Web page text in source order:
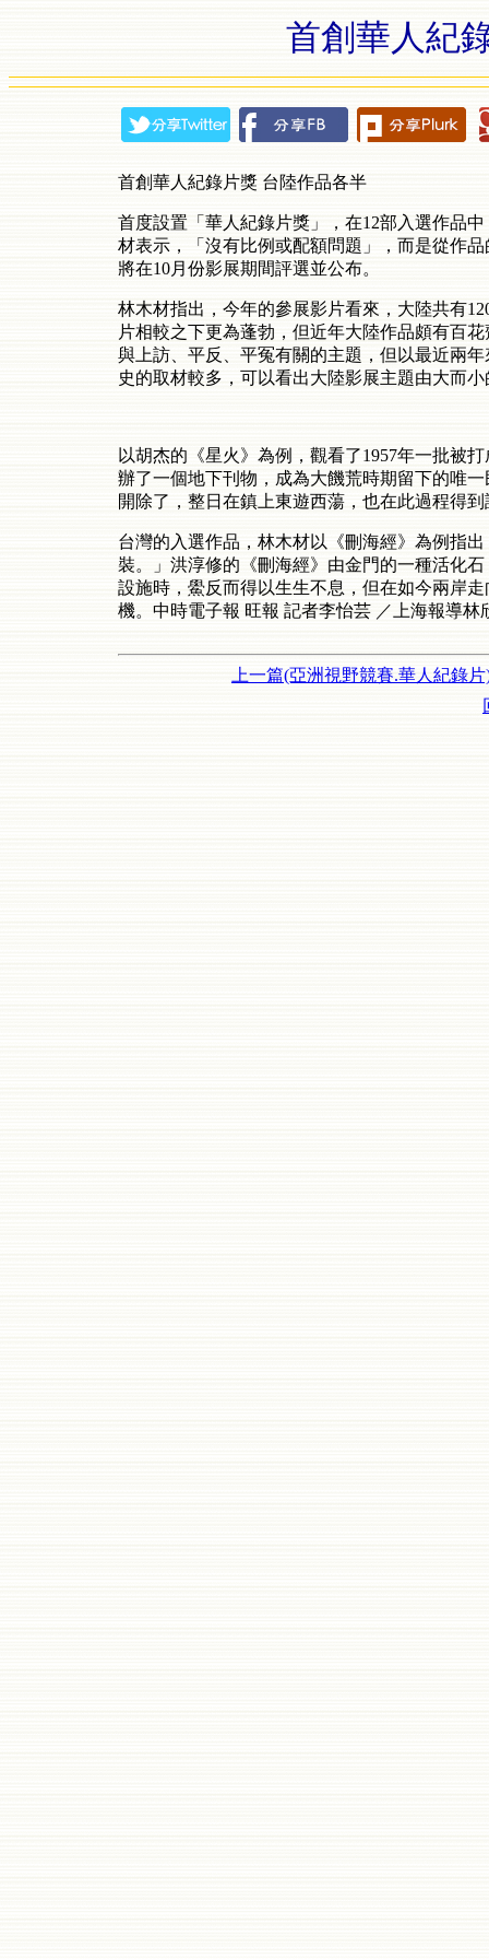
首創華人紀
首創華人紀錄片獎 台陸作品各半
首度設置「華人紀錄片獎」，在12部入選作品
材表示，「沒有比例或配額問題」，而是從作
將在10月份影展期間評選並公布。
林木材指出，今年的參展影片看來，大陸共有
片相較之下更為蓬勃，但近年大陸作品頗有百
與上訪、平反、平冤有關的主題，但以最近兩
史的取材較多，可以看出大陸影展主題由大而小
以胡杰的《星火》為例，觀看了1957年一批被
辦了一個地下刊物，成為大饑荒時期留下的唯
開除了，整日在鎮上東遊西蕩，也在此過程得
台灣的入選作品，林木材以《刪海經》為例指
裝。」洪淳修的《刪海經》由金門的一種活化
設施時，鱟反而得以生生不息，但在如今兩岸
機。 中時電子報 旺報 記者李怡芸 ／上海報導林
上一篇(亞洲視野競賽.華人紀錄片